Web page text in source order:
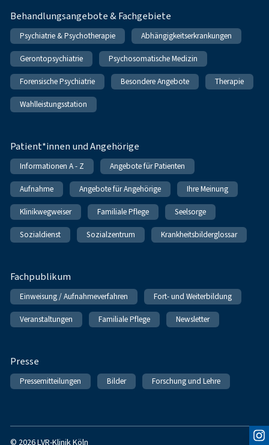
Behandlungsangebote & Fachgebiete
Psychiatrie & Psychotherapie Abhängigkeitserkrankungen
Gerontopsychiatrie Psychosomatische Medizin
Forensische Psychiatrie Besondere Angebote Therapie
Wahlleistungsstation
Patient*innen und Angehörige
Informationen A - Z Angebote für Patienten
Aufnahme Angebote für Angehörige Ihre Meinung
Klinikwegweiser Familiale Pflege Seelsorge
Sozialdienst Sozialzentrum Krankheitsbilderglossar
Fachpublikum
Einweisung / Aufnahmeverfahren Fort- und Weiterbildung
Veranstaltungen Familiale Pflege Newsletter
Presse
Pressemitteilungen Bilder Forschung und Lehre
© 2026 LVR-Klinik Köln